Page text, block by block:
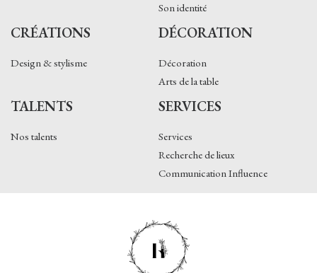
Son identité
CRÉATIONS
Design & stylisme
DÉCORATION
Décoration
Arts de la table
TALENTS
Nos talents
SERVICES
Services
Recherche de lieux
Communication Influence